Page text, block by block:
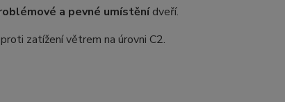
a pevné umístěnídveří.
zatížení větrem na úrovni C2.